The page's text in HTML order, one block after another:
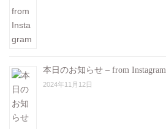
本日のお知らせ – from Instagram
2024年11月12日